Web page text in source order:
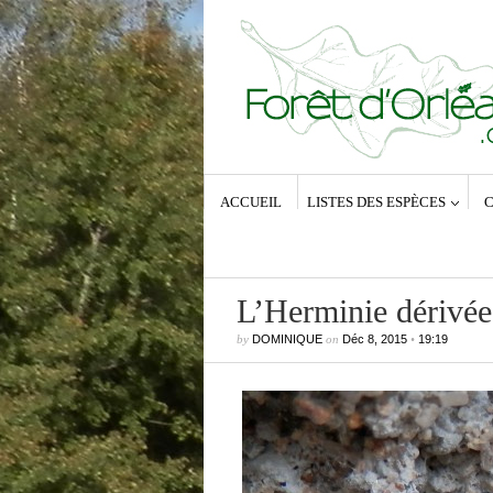
Commentaires récents
1761) – La Coquette
Anne-Lyse MESSAGERdans
pyrina (Linné, 1761) – La Coquette
DominiquedansZeuzera pyrina
1761) – La Coquette
ACCUEIL LISTES DES ESPÈCES
L’Herminie dérivée
by DOMINIQUEon Déc 8, 2015• 19:19